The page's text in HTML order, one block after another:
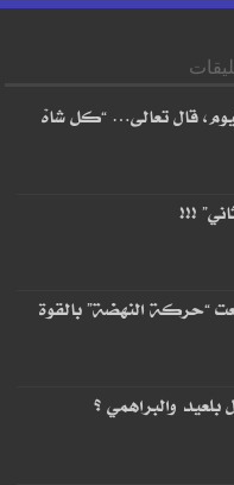
قال تعالى… “كل شاهْ
!!!
“حركة النهضة” بالقوة
بلعيد والبراهمي ؟